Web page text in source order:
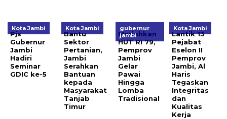
Kota Jambi
Pjs
Gubernur
Jambi
Hadiri
Seminar
GDIC ke-5
Kota Jambi
Bantu
Sektor
Pertanian,
Jambi
Serahkan
Bantuan
kepada
Masyarakat
Tanjab
Timur
gubernur
jambi
Meriahkan
HUT RI 79,
Pemprov
Jambi
Gelar
Pawai
Hingga
Lomba
Tradisional
Kota Jambi
Lantik 13
Pejabat
Eselon II
Pemprov
Jambi, Al
Haris
Tegaskan
Integritas
dan
Kualitas
Kerja